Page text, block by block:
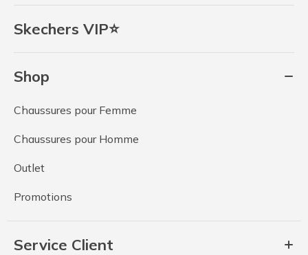
Skechers VIP⭐
Shop
Chaussures pour Femme
Chaussures pour Homme
Outlet
Promotions
Service Client